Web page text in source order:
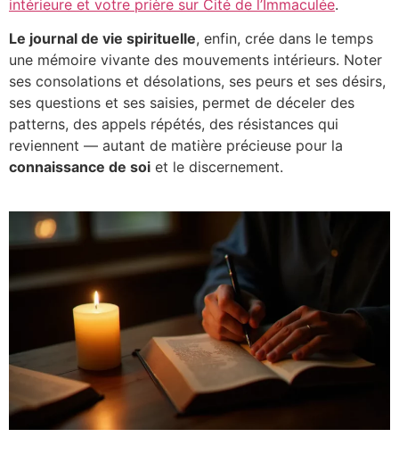
intérieure et votre prière sur Cité de l’Immaculée.
Le journal de vie spirituelle, enfin, crée dans le temps
une mémoire vivante des mouvements intérieurs. Noter
ses consolations et désolations, ses peurs et ses désirs,
ses questions et ses saisies, permet de déceler des
patterns, des appels répétés, des résistances qui
reviennent — autant de matière précieuse pour la
connaissance de soi et le discernement.